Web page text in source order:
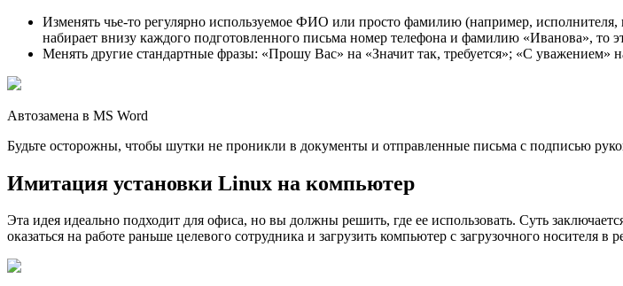
Изменять чье-то регулярно используемое ФИО или просто фамилию (например,
набирает внизу каждого подготовленного письма номер телефона и фамилию «Иванова», то
Менять другие стандартные фразы: «Прошу Вас» на «Значит так, требуется»; «С уважением»
Автозамена в MS Word
Будьте осторожны, чтобы шутки не проникли в документы и отправленные письма с подписью
Имитация установки Linux на компьютер
Эта идея идеально подходит для офиса, но вы должны решить, где ее использовать. Суть
оказаться на работе раньше целевого сотрудника и загрузить компьютер с загрузочного